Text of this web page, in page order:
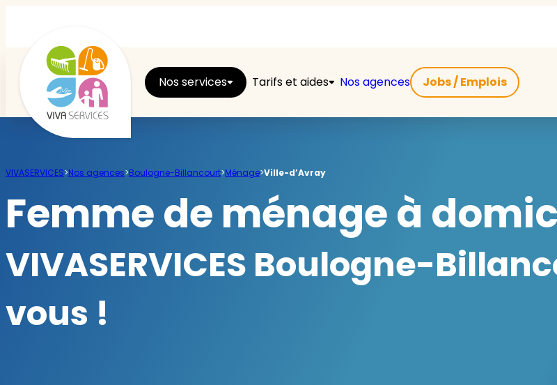
Nos services Tarifs et aides Nos agences Jobs / Emplois
Repassage
Jardin
Brico
VIVASERVICES>Nos agences>Boulogne-Billancourt>Ménage>Ville-d’Avray
Femme de ménage à
VIVASERVICES Boulogne-
vous !